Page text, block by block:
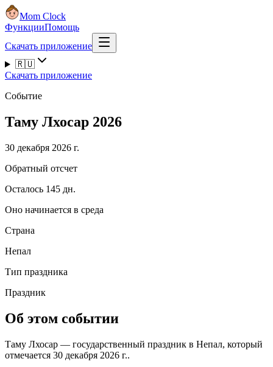
Mom Clock
ФункцииПомощь
Скачать приложение
🇷🇺
Скачать приложение
Событие
Таму Лхосар 2026
30 декабря 2026 г.
Обратный отсчет
Осталось 145 дн.
Оно начинается в среда
Страна
Непал
Тип праздника
Праздник
Об этом событии
Таму Лхосар — государственный праздник в Непал, который
отмечается 30 декабря 2026 г..